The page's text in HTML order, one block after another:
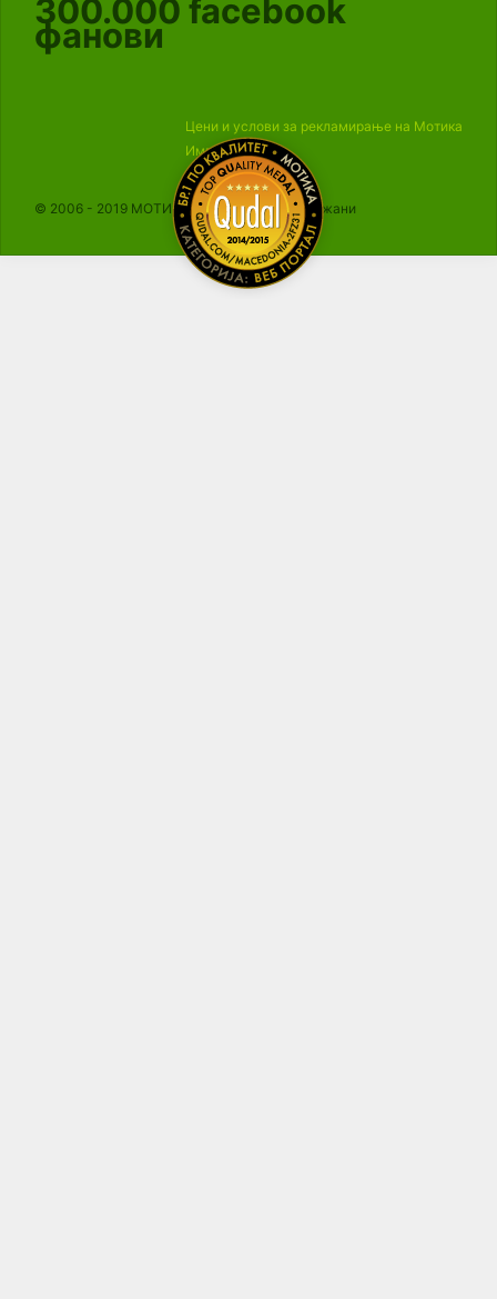
300.000 facebook
фанови
Цени и услови за рекламирање на Мотика
Импресум
© 2006 - 2019 МОТИКА, Сите права се задржани